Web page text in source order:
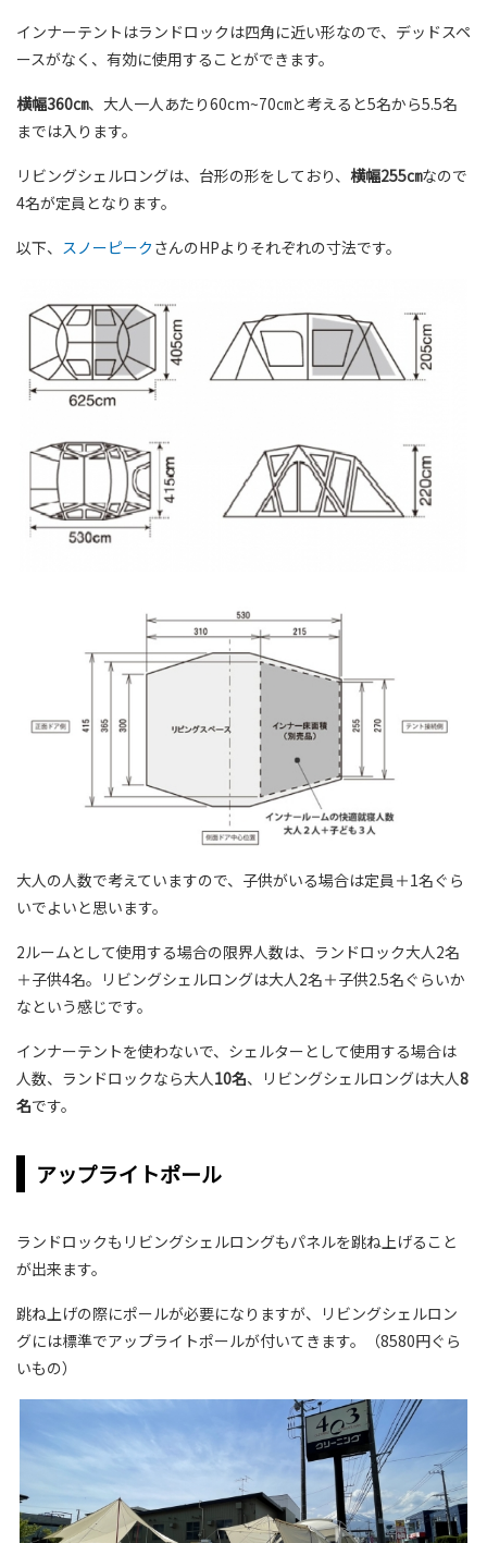
インナーテントはランドロックは四角に近い形なので、デッドスペ
ースがなく、有効に使用することができます。
横幅360㎝、大人一人あたり60cm~70㎝と考えると5名から5.5名
までは入ります。
リビングシェルロングは、台形の形をしており、 横幅255㎝なので
4名が定員となります。
以下、 スノーピーク さんのHPよりそれぞれの寸法です。
大人の人数で考えていますので、子供がいる場合は定員＋1名ぐら
いでよいと思います。
2ルームとして使用する場合の限界人数は、ランドロック大人2名
＋子供4名。リビングシェルロングは大人2名＋子供2.5名ぐらいか
なという感じです。
インナーテントを使わないで、シェルターとして使用する場合は
人数、ランドロックなら大人10名、リビングシェルロングは大人8
名です。
アップライトポール
ランドロックもリビングシェルロングもパネルを跳ね上げること
が出来ます。
跳ね上げの際にポールが必要になりますが、リビングシェルロン
グには標準でアップライトポールが付いてきます。（8580円ぐら
いもの）